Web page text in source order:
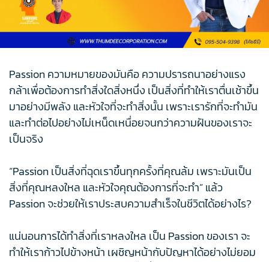
Passion ความหมายของมันคือ ความปรารถนาอย่างแรง
กล้าเพื่อต้องการทำสิ่งใดสิ่งหนึ่ง เป็นสิ่งที่ทำให้เราตื่นเช้าขึ้น
มาอย่างมีพลัง และหัวใจที่จะทำสิ่งนั้น เพราะเรารักที่จะทำมัน
และทำต่อไปอย่างไม่เหน็ดเหนื่อยจนกว่าความฝันของเราจะ
เป็นจริง
“Passion เป็นสิ่งที่ฉุดเราขึ้นทุกครั้งที่คุณล้ม เพราะมันเป็น
สิ่งที่คุณหลงใหล และหัวใจคุณต้องการที่จะทำ” แล้ว
Passion จะช่วยให้เราประสบความสำเร็จในชีวิตได้อย่างไร?
แน่นอนการได้ทำสิ่งที่เราหลงใหล เป็น Passion ของเรา จะ
ทำให้เราก้าวไปข้างหน้า เผชิญหน้ากับปัญหาได้อย่างไม่ยอม